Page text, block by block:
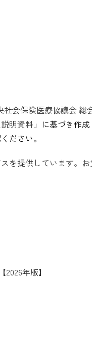
社会保険医療協議会
明資料」 に基づき作
ださい。
を提供しています。
年版】